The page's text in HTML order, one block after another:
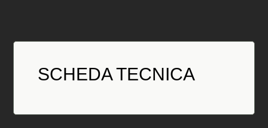
SCHEDA TECNICA